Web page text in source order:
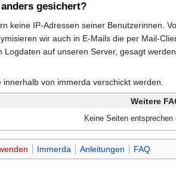
gesichert?
keine IP-Adressen seiner Benutzerinnen.
wir auch in E-Mails die per Mail-
auf unseren Server, gesagt
von immerda verschickt werden.
Weitere
Keine Seiten entsprechen
Immerda Anleitungen FAQ